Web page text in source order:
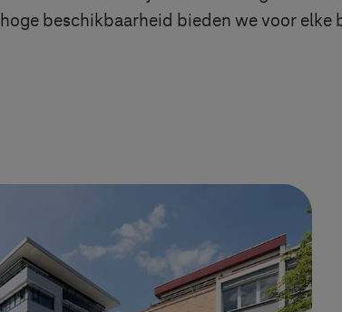
beschikbaarheid bieden we voor